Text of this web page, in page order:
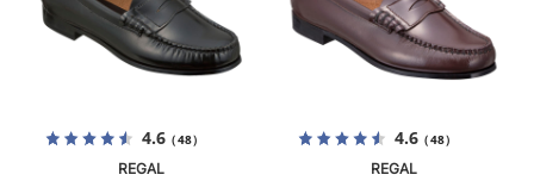
4.6（48）
REGAL
4.6（48）
REGAL